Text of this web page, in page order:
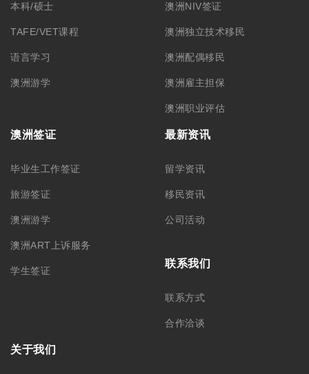
本科/硕士
TAFE/VET课程
语言学习
澳洲游学
澳洲NIV签证
澳洲独立技术移民
澳洲配偶移民
澳洲雇主担保
澳洲职业评估
澳洲签证
毕业生工作签证
旅游签证
澳洲游学
澳洲ART上诉服务
学生签证
最新资讯
留学资讯
移民资讯
公司活动
联系我们
联系方式
合作洽谈
关于我们